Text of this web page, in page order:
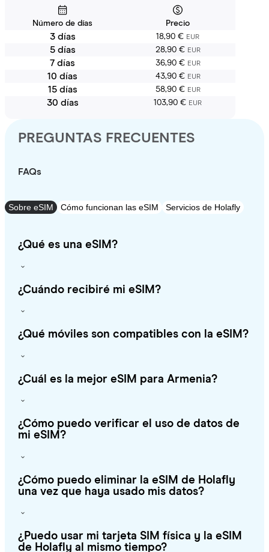
Número de días Precio
3 días 18,90 € EUR
5 días 28,90 € EUR
7 días 36,90 € EUR
10 días 43,90 € EUR
15 días 58,90 € EUR
30 días 103,90 € EUR
PREGUNTAS FRECUENTES
FAQs
Sobre eSIM Cómo funcionan las eSIM Servicios de Holafly
¿Qué es una eSIM?
¿Cuándo recibiré mi eSIM?
¿Qué móviles son compatibles con la eSIM?
¿Cuál es la mejor eSIM para Armenia?
¿Cómo puedo verificar el uso de datos de
mi eSIM?
¿Cómo puedo eliminar la eSIM de Holafly
una vez que haya usado mis datos?
¿Puedo usar mi tarjeta SIM física y la eSIM
de Holafly al mismo tiempo?